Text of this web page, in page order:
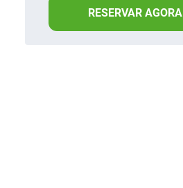
RESERVAR AGORA